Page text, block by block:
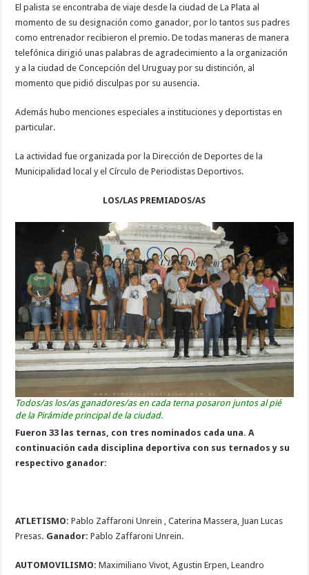
El palista se encontraba de viaje desde la ciudad de La Plata al
momento de su designación como ganador, por lo tantos sus padres
como entrenador recibieron el premio. De todas maneras de manera
telefónica dirigió unas palabras de agradecimiento a la organización
y a la ciudad de Concepción del Uruguay por su distinción, al
momento que pidió disculpas por su ausencia.
Además hubo menciones especiales a instituciones y deportistas en
particular.
La actividad fue organizada por la Dirección de Deportes de la
Municipalidad local y el Círculo de Periodistas Deportivos.
LOS/LAS PREMIADOS/AS
Todos/as los/as ganadores/as en cada terna posaron juntos al pié
de la Pirámide principal de la ciudad.
Fueron 33 las ternas, con tres nominados cada una. A
continuación cada disciplina deportiva con sus ternados y su
respectivo ganador:
ATLETISMO: Pablo Zaffaroni Unrein , Caterina Massera, Juan Lucas
Presas. Ganador:Pablo Zaffaroni Unrein.
AUTOMOVILISMO: Maximiliano Vivot, Agustin Erpen, Leandro